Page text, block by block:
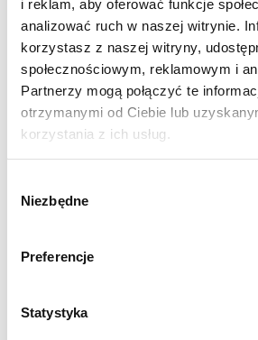
i reklam, aby oferować funkcje
analizować ruch w naszej witrynie.
korzystasz z naszej witryny,
społecznościowym, reklamowym i
Partnerzy mogą połączyć te
otrzymanymi od Ciebie lub
korzystania z ich usług.
zgody
Niezbędne
Preferencje
Statystyka
ok 40 minut. Najlepiej
papier do pieczenia i całość
blaszki. Od czasu do czasu
zamieszać, aby ciecierzyca
równomiernie.